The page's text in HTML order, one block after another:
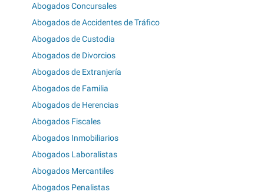
Abogados Concursales
Abogados de Accidentes de Tráfico
Abogados de Custodia
Abogados de Divorcios
Abogados de Extranjería
Abogados de Familia
Abogados de Herencias
Abogados Fiscales
Abogados Inmobiliarios
Abogados Laboralistas
Abogados Mercantiles
Abogados Penalistas